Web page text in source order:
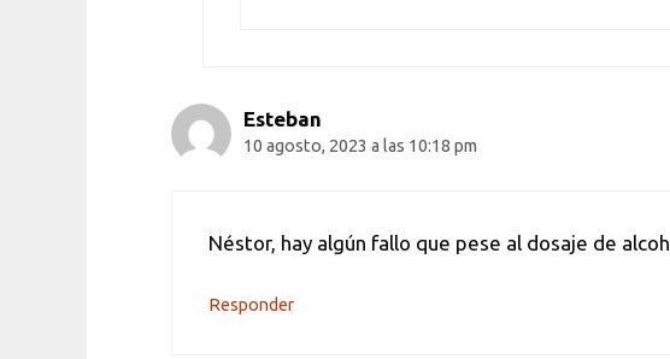
Esteban
10 agosto, 2023 a las 10:18 pm
Néstor, hay algún fallo que pese al dosaje de
Responder